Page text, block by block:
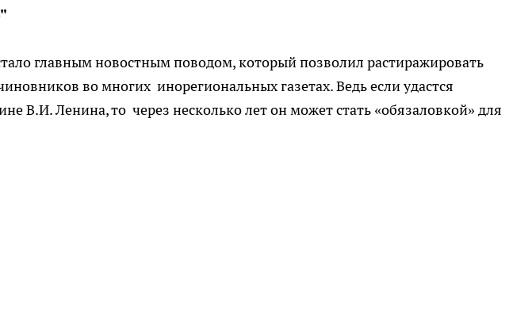
главным новостным поводом, который позволил растиражировать
во многих инорегиональных газетах. Ведь если удастся
В.И. Ленина, то через несколько лет он может стать «обязаловкой» для